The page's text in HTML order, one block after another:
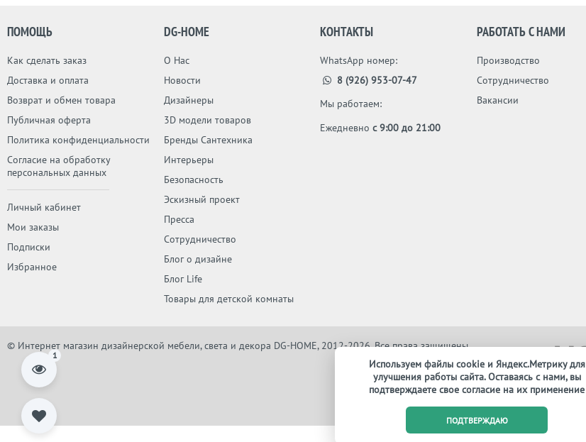
ПОМОЩЬ
Как сделать заказ
Доставка и оплата
Возврат и обмен товара
Публичная оферта
Политика конфиденциальности
Согласие на обработку
персональных данных
Личный кабинет
Мои заказы
Подписки
Избранное
DG-HOME
О Нас
Новости
Дизайнеры
3D модели товаров
Бренды Сантехника
Интерьеры
Безопасность
Эскизный проект
Пресса
Сотрудничество
Блог о дизайне
Блог Life
Товары для детской комнаты
КОНТАКТЫ
WhatsApp номер:
8 (926) 953-07-47
Мы работаем:
Ежедневнос 9:00 до 21:00
РАБОТАТЬ С НАМИ
Производство
Сотрудничество
Вакансии
© Интернет магазин дизайнерской мебели, света и декора DG-HOME, 2012-2026. Все права защищены
1
Используем файлы cookie и Яндекс.Метрику для
улучшения работы сайта. Оставаясь с нами, вы
подтверждаете свое согласие на их применение
ПОДТВЕРЖДАЮ